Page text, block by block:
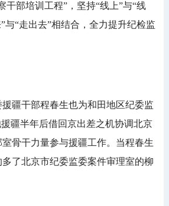
干部培训工程”，坚持“线上”与“线
与“走出去”相结合，全力提升纪检监
干部程春生也为和田地区纪委监
疆半年后借回京出差之机协调北京
骨干力量参与援疆工作。当程春生
了北京市纪委监委案件审理室的柳